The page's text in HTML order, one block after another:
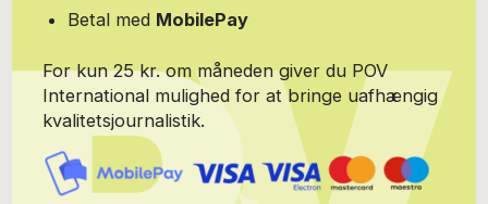
Betal med MobilePay
For kun 25 kr. om måneden giver du POV
International mulighed for at bringe uafhængig
kvalitetsjournalistik.